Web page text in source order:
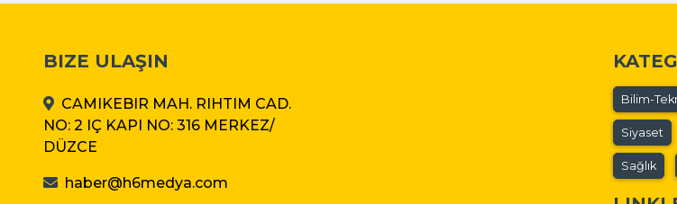
BIZE ULAŞIN
CAMIKEBIR MAH. RIHTIM CAD.
NO: 2 IÇ KAPI NO: 316 MERKEZ/
DÜZCE
haber@h6medya.com
Bilim-
Siyaset
Sağlık